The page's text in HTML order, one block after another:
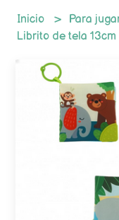
Inicio
Para
Librito de tela